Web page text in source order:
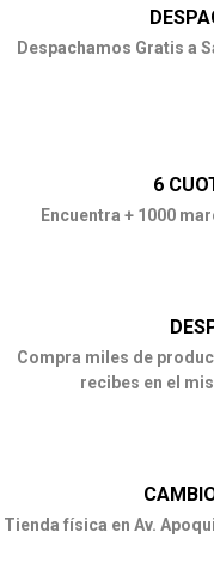
Despachamos Gratis a
6
Encuentra + 1000
Compra miles de
recibes en el
Tienda física en Av.